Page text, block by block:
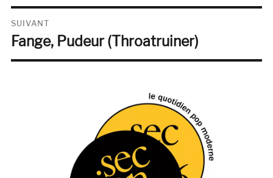
SUIVANT
Publication
Fange, Pudeur (Throatruiner)